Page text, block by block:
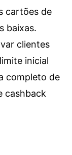
cartões de
baixas.
clientes
inicial
completo de
cashback